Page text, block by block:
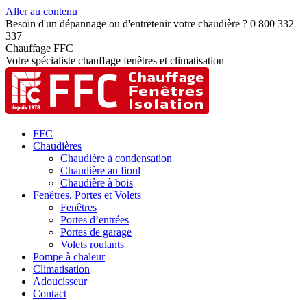
Aller au contenu
Besoin d'un dépannage ou d'entretenir votre chaudière ? 0 800 332
337
Chauffage FFC
Votre spécialiste chauffage fenêtres et climatisation
FFC
Chaudières
Chaudière à condensation
Chaudière au fioul
Chaudière à bois
Fenêtres, Portes et Volets
Fenêtres
Portes d’entrées
Portes de garage
Volets roulants
Pompe à chaleur
Climatisation
Adoucisseur
Contact